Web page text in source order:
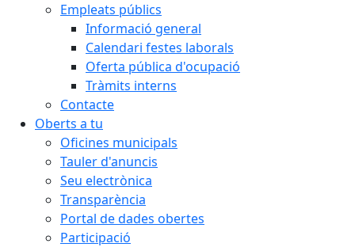
Empleats públics
Informació general
Calendari festes laborals
Oferta pública d'ocupació
Tràmits interns
Contacte
Oberts a tu
Oficines municipals
Tauler d'anuncis
Seu electrònica
Transparència
Portal de dades obertes
Participació